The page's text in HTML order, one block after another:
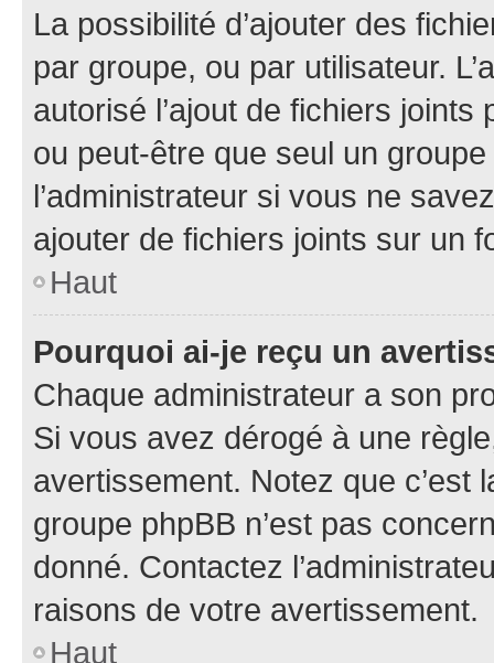
La possibilité d’ajouter des
par groupe, ou par utilisateur.
autorisé l’ajout de fichiers
ou peut-être que seul un
l’administrateur si vous ne
ajouter de fichiers joints sur un
Haut
Pourquoi ai-je reçu un
Chaque administrateur a son
Si vous avez dérogé à une
avertissement. Notez que c’est
groupe phpBB n’est pas
donné. Contactez
raisons de votre avertissement.
Haut